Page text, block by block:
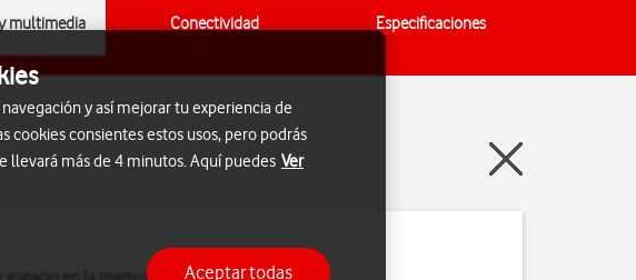
multimedia Conectividad Especificaciones
y así mejorar tu experiencia de
cookies consientes estos usos, pero podrás
más de 4 minutos. Aquí puedes Ver
Aceptar todas